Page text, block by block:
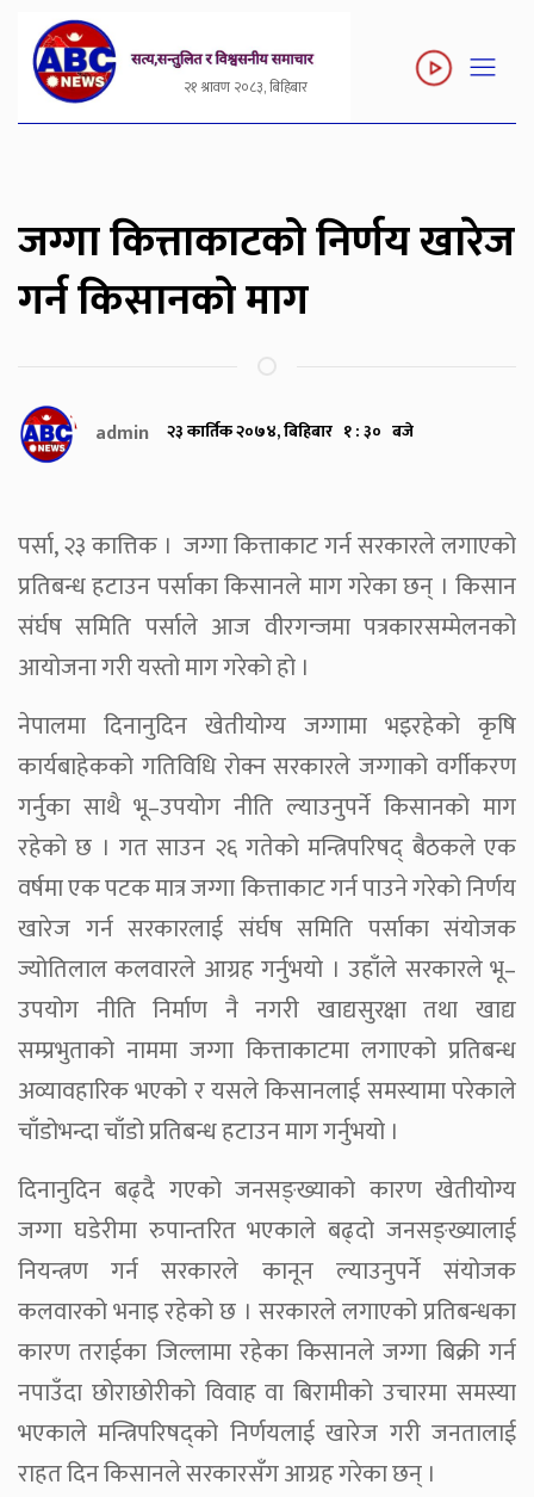
२१ श्रावण २०८३, बिहिबार
जग्गा कित्ताकाटको निर्णय खारेज
गर्न किसानको माग
admin २३ कार्तिक २०७४, बिहिबार १ : ३० बजे
पर्सा, २३ कात्तिक । जग्गा कित्ताकाट गर्न सरकारले लगाएको
प्रतिबन्ध हटाउन पर्साका किसानले माग गरेका छन् । किसान
संर्घष समिति पर्साले आज वीरगन्जमा पत्रकारसम्मेलनको
आयोजना गरी यस्तो माग गरेको हो ।
नेपालमा दिनानुदिन खेतीयोग्य जग्गामा भइरहेको कृषि
कार्यबाहेकको गतिविधि रोक्न सरकारले जग्गाको वर्गीकरण
गर्नुका साथै भू–उपयोग नीति ल्याउनुपर्ने किसानको माग
रहेको छ । गत साउन २६ गतेको मन्त्रिपरिषद् बैठकले एक
वर्षमा एक पटक मात्र जग्गा कित्ताकाट गर्न पाउने गरेको निर्णय
खारेज गर्न सरकारलाई संर्घष समिति पर्साका संयोजक
ज्योतिलाल कलवारले आग्रह गर्नुभयो । उहाँले सरकारले भू–
उपयोग नीति निर्माण नै नगरी खाद्यसुरक्षा तथा खाद्य
सम्प्रभुताको नाममा जग्गा कित्ताकाटमा लगाएको प्रतिबन्ध
अव्यावहारिक भएको र यसले किसानलाई समस्यामा परेकाले
चाँडोभन्दा चाँडो प्रतिबन्ध हटाउन माग गर्नुभयो ।
दिनानुदिन बढ्दै गएको जनसङ्ख्याको कारण खेतीयोग्य
जग्गा घडेरीमा रुपान्तरित भएकाले बढ्दो जनसङ्ख्यालाई
नियन्त्रण गर्न सरकारले कानून ल्याउनुपर्ने संयोजक
कलवारको भनाइ रहेको छ । सरकारले लगाएको प्रतिबन्धका
कारण तराईका जिल्लामा रहेका किसानले जग्गा बिक्री गर्न
नपाउँदा छोराछोरीको विवाह वा बिरामीको उचारमा समस्या
भएकाले मन्त्रिपरिषद्को निर्णयलाई खारेज गरी जनतालाई
राहत दिन किसानले सरकारसँग आग्रह गरेका छन् ।